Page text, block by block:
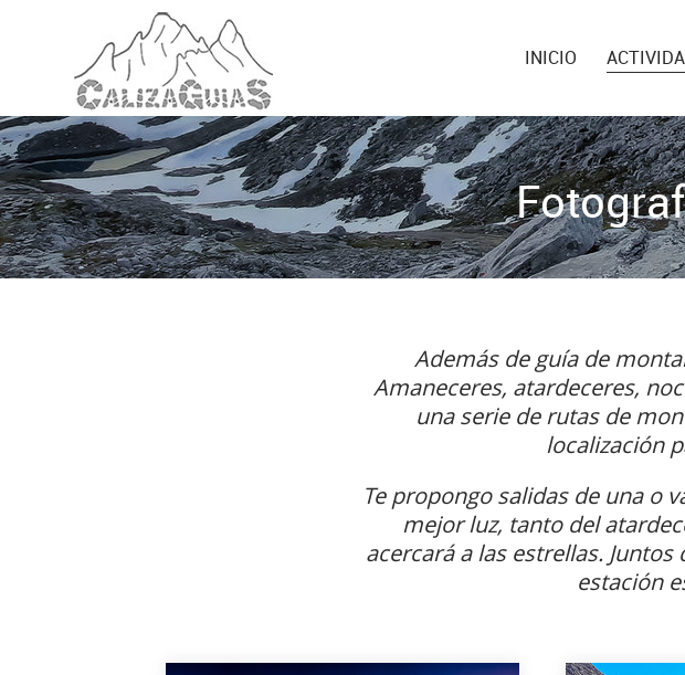
INICIO
Además de guía de
Amaneceres, atardeceres,
una serie de rutas de
localización
Te propongo salidas de una o
mejor luz, tanto del
acercará a las estrellas.
estación